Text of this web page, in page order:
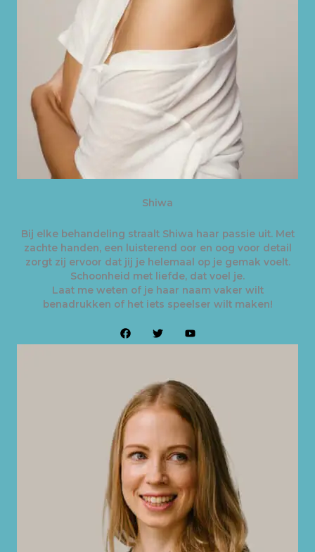
Shiwa
Bij elke behandeling straalt Shiwa haar passie uit. Met
zachte handen, een luisterend oor en oog voor detail
zorgt zij ervoor dat jij je helemaal op je gemak voelt.
Schoonheid met liefde, dat voel je.
Laat me weten of je haar naam vaker wilt
benadrukken of het iets speelser wilt maken!